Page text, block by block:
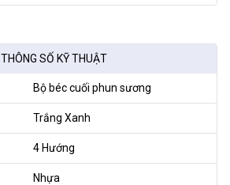
THÔNG SỐ KỸ THUẬT
Bộ béc cuối phun sương
Trắng Xanh
4 Hướng
Nhựa